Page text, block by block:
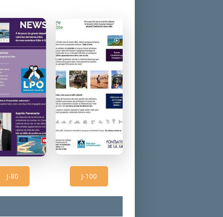
J-80 J-100